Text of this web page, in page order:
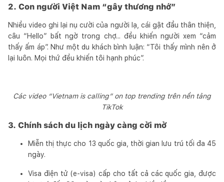
2. Con người Việt Nam “gây thương nhớ”
Nhiều video ghi lại nụ cười của người lạ, cái gật đầu thân thiện,
câu “Hello” bất ngờ trong chợ... đều khiến người xem “cảm
thấy ấm áp”. Như một du khách bình luận: “Tôi thấy mình nên ở
lại luôn. Mọi thứ đều khiến tôi hạnh phúc”.
Các video “Vietnam is calling” on top trending trên nền tảng
TikTok
3. Chính sách du lịch ngày càng cởi mở
Miễn thị thực cho 13 quốc gia, thời gian lưu trú tối đa 45
ngày.
Visa điện tử (e-visa) cấp cho tất cả các quốc gia, được